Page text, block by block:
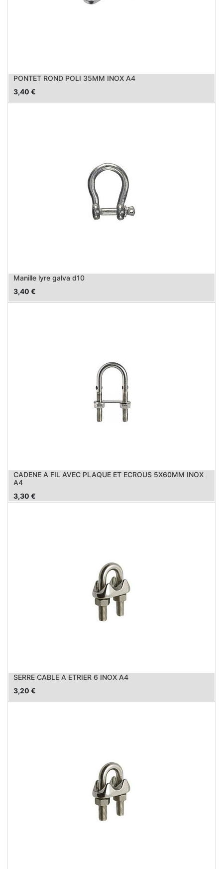
PONTET ROND POLI 35MM INOX A4
3,40 €
Manille lyre galva d10
3,40 €
CADENE A FIL AVEC PLAQUE ET ECROUS 5X60MM INOX
A4
3,30 €
SERRE CABLE A ETRIER 6 INOX A4
3,20 €